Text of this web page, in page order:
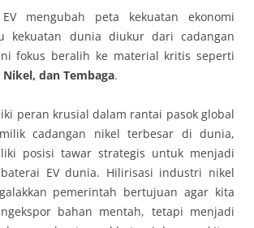
mengubah peta kekuatan ekonomi
kekuatan dunia diukur dari cadangan
fokus beralih ke material kritis seperti
dan Tembaga.
peran krusial dalam rantai pasok global
cadangan nikel terbesar di dunia,
posisi tawar strategis untuk menjadi
EV dunia. Hilirisasi industri nikel
pemerintah bertujuan agar kita
bahan mentah, tetapi menjadi